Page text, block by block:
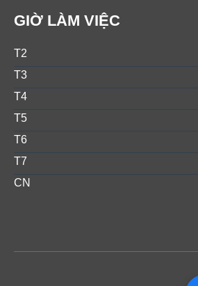
GIỜ LÀM VIỆC
T2
T3
T4
T5
T6
T7
CN